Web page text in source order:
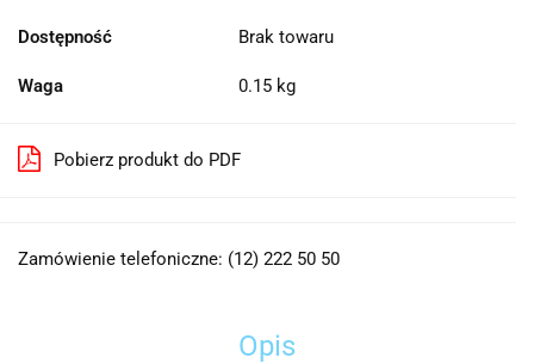
Dostępność Brak towaru
Waga 0.15 kg
Pobierz produkt do PDF
Zamówienie telefoniczne: (12) 222 50 50
Opis